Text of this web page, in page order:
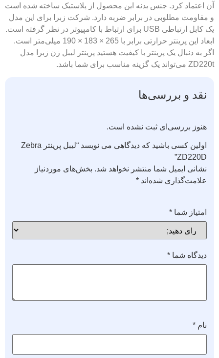
آن اعتماد کرد. جنس بدنه این محصول از پلاستیک ساخته شده است
و مقاومت مطلوبی در برابر ضربه دارد. شرکت زبرا برای این مدل
یک کابل ارتباطی USB برای ارتباط با کامپیوتر در نظر گرفته است.
ابعاد این پرینتر حرارتی برابر با 265 × 183 × 190 میلی‌متر است.
اگر به دنبال یک پرینتر با کیفیت هستید پرینتر لیبل زن زبرا مدل
ZD220t می‌تواند یک گزینه مناسب برای شما باشد.
نقد و بررسی‌ها
هنوز بررسی‌ای ثبت نشده است.
اولین کسی باشید که دیدگاهی می نویسد “لیبل پرینتر Zebra
ZD220D”
نشانی ایمیل شما منتشر نخواهد شد. بخش‌های موردنیاز
علامت‌گذاری شده‌اند *
امتیاز شما *
دیدگاه شما *
نام *